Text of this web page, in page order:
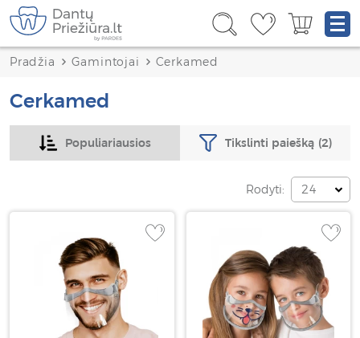
Pradžia Gamintojai Cerkamed
Cerkamed
Populiariausios Tikslinti paiešką (2)
Rodyti: 24